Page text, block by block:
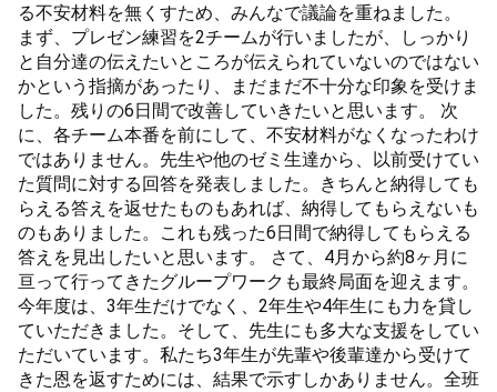
る不安材料を無くすため、みんなで議論を重ねました。
まず、プレゼン練習を2チームが行いましたが、しっかり
と自分達の伝えたいところが伝えられていないのではない
かという指摘があったり、まだまだ不十分な印象を受けま
した。残りの6日間で改善していきたいと思います。 次
に、各チーム本番を前にして、不安材料がなくなったわけ
ではありません。先生や他のゼミ生達から、以前受けてい
た質問に対する回答を発表しました。きちんと納得しても
らえる答えを返せたものもあれば、納得してもらえないも
のもありました。これも残った6日間で納得してもらえる
答えを見出したいと思います。 さて、4月から約8ヶ月に
亘って行ってきたグループワークも最終局面を迎えます。
今年度は、3年生だけでなく、2年生や4年生にも力を貸し
ていただきました。そして、先生にも多大な支援をしてい
ただいています。私たち3年生が先輩や後輩達から受けて
きた恩を返すためには、結果で示すしかありません。全班